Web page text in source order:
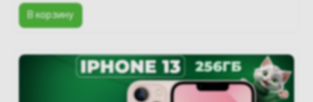
В корзину